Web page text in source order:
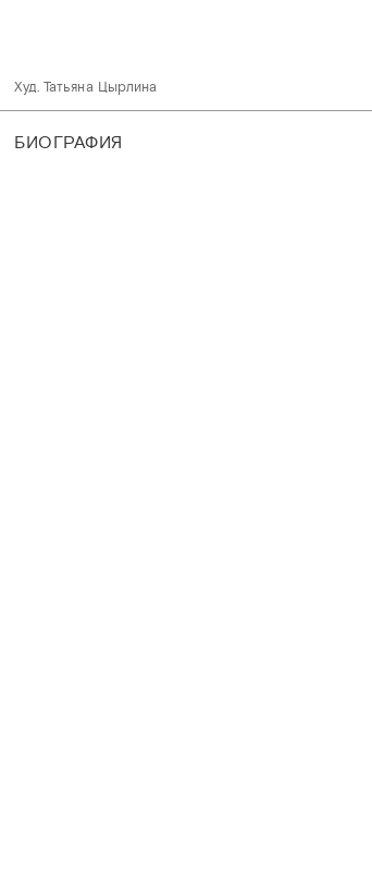
Худ. Татьяна Цырлина
БИОГРАФИЯ